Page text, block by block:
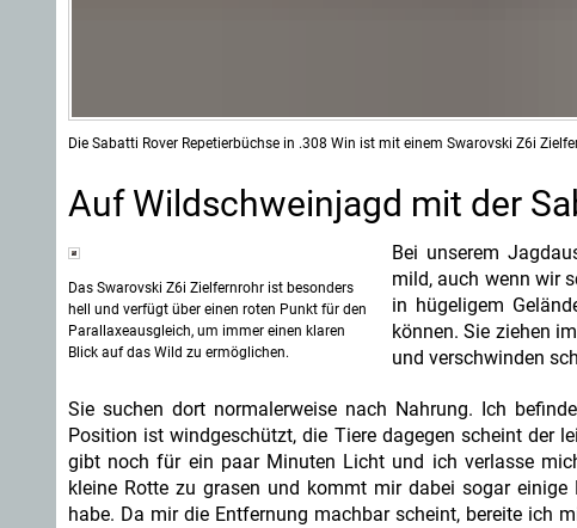
Die Sabatti Rover Repetierbüchse in .308 Win ist mit einem Swarovski Z6i
Auf Wildschweinjagd mit der
Das Swarovski Z6i Zielfernrohr ist besonders
hell und verfügt über einen roten Punkt für den
Parallaxeausgleich, um immer einen klaren
Blick auf das Wild zu ermöglichen.
Bei unserem
mild, auch wenn wir
in hügeligem
können. Sie ziehen
und verschwinden
Sie suchen dort normalerweise nach Nahrung. Ich
Position ist windgeschützt, die Tiere dagegen scheint der
gibt noch für ein paar Minuten Licht und ich verlasse
kleine Rotte zu grasen und kommt mir dabei sogar
habe. Da mir die Entfernung machbar scheint, bereite ich